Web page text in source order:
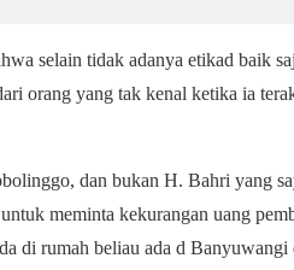
selain tidak adanya etikad baik
orang yang tak kenal ketika ia
dan bukan H. Bahri yang
meminta kekurangan uang
di rumah beliau ada d Banyuwangi